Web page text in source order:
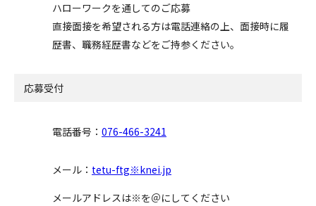
ハローワークを通してのご応募
直接面接を希望される方は電話連絡の上、面接時に履
歴書、職務経歴書などをご持参ください。
応募受付
電話番号： 076-466-3241
メール： tetu-ftg※knei.jp
メールアドレスは※を＠にしてください